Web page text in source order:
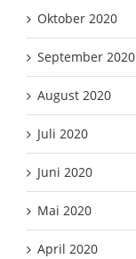
Oktober 2020
September 2020
August 2020
Juli 2020
Juni 2020
Mai 2020
April 2020